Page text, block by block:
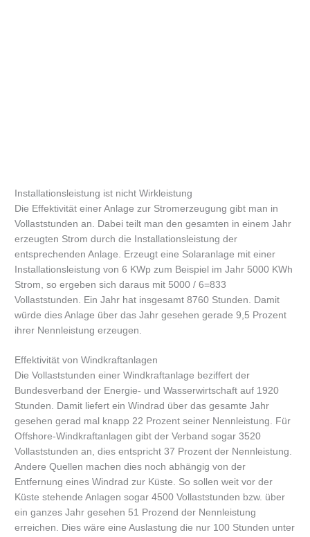
Installationsleistung ist nicht Wirkleistung
Die Effektivität einer Anlage zur Stromerzeugung gibt man in
Vollaststunden an. Dabei teilt man den gesamten in einem Jahr
erzeugten Strom durch die Installationsleistung der
entsprechenden Anlage. Erzeugt eine Solaranlage mit einer
Installationsleistung von 6 KWp zum Beispiel im Jahr 5000 KWh
Strom, so ergeben sich daraus mit 5000 / 6=833
Vollaststunden. Ein Jahr hat insgesamt 8760 Stunden. Damit
würde dies Anlage über das Jahr gesehen gerade 9,5 Prozent
ihrer Nennleistung erzeugen.
Effektivität von Windkraftanlagen
Die Vollaststunden einer Windkraftanlage beziffert der
Bundesverband der Energie- und Wasserwirtschaft auf 1920
Stunden. Damit liefert ein Windrad über das gesamte Jahr
gesehen gerad mal knapp 22 Prozent seiner Nennleistung. Für
Offshore-Windkraftanlagen gibt der Verband sogar 3520
Vollaststunden an, dies entspricht 37 Prozent der Nennleistung.
Andere Quellen machen dies noch abhängig von der
Entfernung eines Windrad zur Küste. So sollen weit vor der
Küste stehende Anlagen sogar 4500 Vollaststunden bzw. über
ein ganzes Jahr gesehen 51 Prozend der Nennleistung
erreichen. Dies wäre eine Auslastung die nur 100 Stunden unter